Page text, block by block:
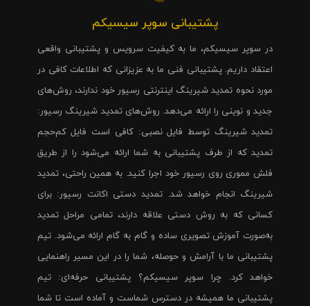
پشتیبانی سوپر سیسیکم
در سوپر سیسیکم، ما به کیفیت سرویس و پشتیبانی واقعی
اعتقاد داریم. پشتیبانی فنی ما به عزیزانی که اطلاعات کافی در
مورد نحوه تمدید شیرینگ اینترنتی رسیور خود ندارند، روش‌های
جدید و نوینی را ارائه می‌دهد. روش‌های تمدید شیرینگ رسیور:
تمدید شیرینگ توسط فایل نصبی: کافی است فایل کم‌حجم
تمدید که از طرف پشتیبانی به شما ارائه می‌شود را از طریق
فلش مموری روی رسیور خود اجرا کنید. به همین راحتی، تمدید
شیرینگ انجام خواهد شد. تمدید دستی اکانت رسیور: برای
کسانی که به روش دستی علاقه دارند، تمامی مراحل تمدید
به‌صورت آموزش تصویری ساده و گام به گام ارائه می‌شود. تیم
پشتیبانی ما با آرامش و حوصله، شما را در این مسیر راهنمایی
خواهد کرد. چرا سوپر سیسیکم؟ پشتیبانی حرفه‌ای: تیم
پشتیبانی ما همیشه در دسترس شماست و آماده است تا شما